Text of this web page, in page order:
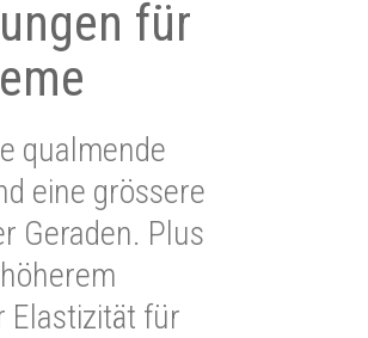
für
qualmende
eine grössere
Geraden. Plus
Elastizität für